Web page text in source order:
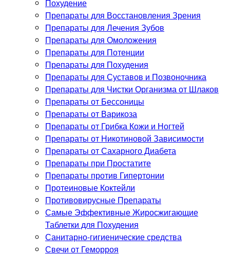
Похудение
Препараты для Восстановления Зрения
Препараты для Лечения Зубов
Препараты для Омоложения
Препараты для Потенции
Препараты для Похудения
Препараты для Суставов и Позвоночника
Препараты для Чистки Организма от Шлаков
Препараты от Бессоницы
Препараты от Варикоза
Препараты от Грибка Кожи и Ногтей
Препараты от Никотиновой Зависимости
Препараты от Сахарного Диабета
Препараты при Простатите
Препараты против Гипертонии
Протеиновые Коктейли
Противовирусные Препараты
Самые Эффективные Жиросжигающие
Таблетки для Похудения
Санитарно-гигиенические средства
Свечи от Геморроя